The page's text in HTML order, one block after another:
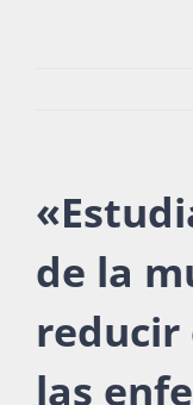
de la
reducir
las